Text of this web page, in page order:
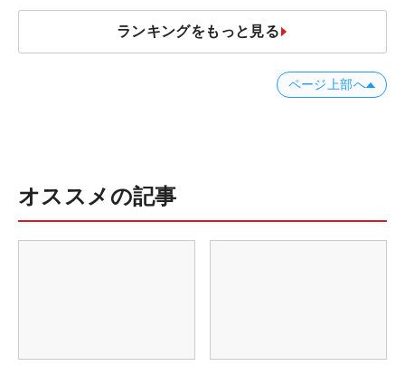
ランキングをもっと見る
ページ上部へ
オススメの記事